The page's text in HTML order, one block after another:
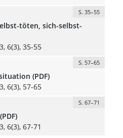
S. 35–55
töten, sich-selbst-
6(3), 35-55
S. 57–65
(PDF)
6(3), 57-65
S. 67–71
6(3), 67-71